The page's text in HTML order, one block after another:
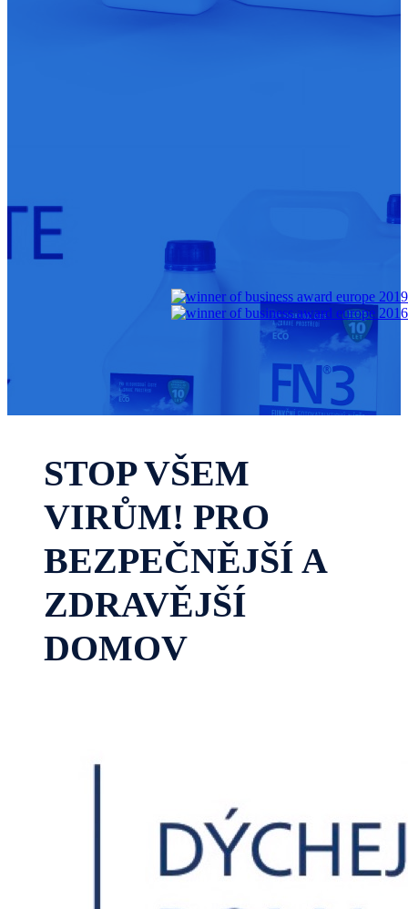
STOP VŠEM
VIRŮM! PRO
BEZPEČNĚJŠÍ A
ZDRAVĚJŠÍ
DOMOV